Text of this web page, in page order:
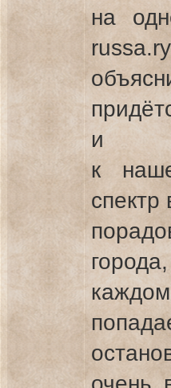
на
и
к
спектр